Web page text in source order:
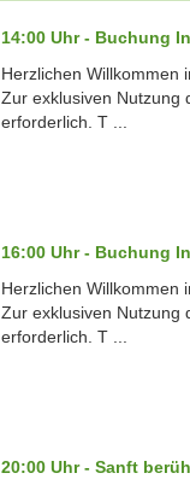
14:00 Uhr - Buchung
Herzlichen Willkommen
Zur exklusiven Nutzung
erforderlich. T ...
16:00 Uhr - Buchung
Herzlichen Willkommen
Zur exklusiven Nutzung
erforderlich. T ...
20:00 Uhr - Sanft